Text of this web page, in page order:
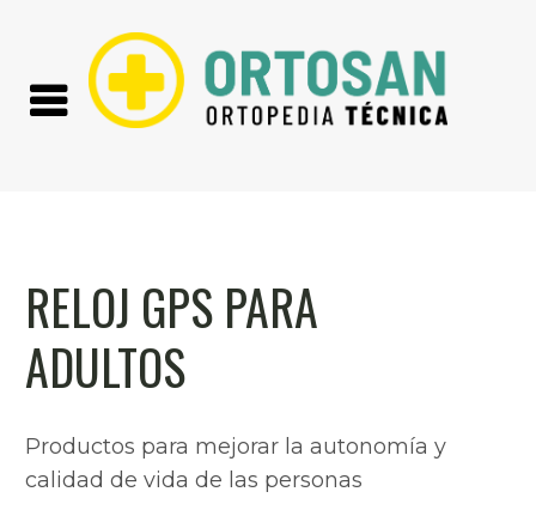
RELOJ GPS PARA
ADULTOS
Productos para mejorar la autonomía y
calidad de vida de las personas